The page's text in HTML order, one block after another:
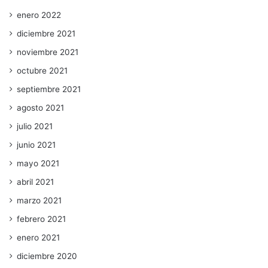
enero 2022
diciembre 2021
noviembre 2021
octubre 2021
septiembre 2021
agosto 2021
julio 2021
junio 2021
mayo 2021
abril 2021
marzo 2021
febrero 2021
enero 2021
diciembre 2020